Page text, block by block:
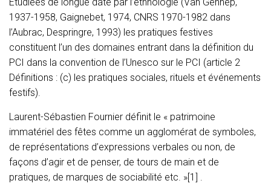
1937-1958, Gaignebet, 1974, CNRS 1970-1982 dans
l’Aubrac, Despringre, 1993) les pratiques festives
constituent l’un des domaines entrant dans la définition du
PCI dans la convention de l’Unesco sur le PCI (article 2
Définitions : (c) les pratiques sociales, rituels et événements
festifs).
Laurent-Sébastien Fournier définit le « patrimoine
immatériel des fêtes comme un agglomérat de symboles,
de représentations d’expressions verbales ou non, de
façons d’agir et de penser, de tours de main et de
pratiques, de marques de sociabilité etc. »[1] .